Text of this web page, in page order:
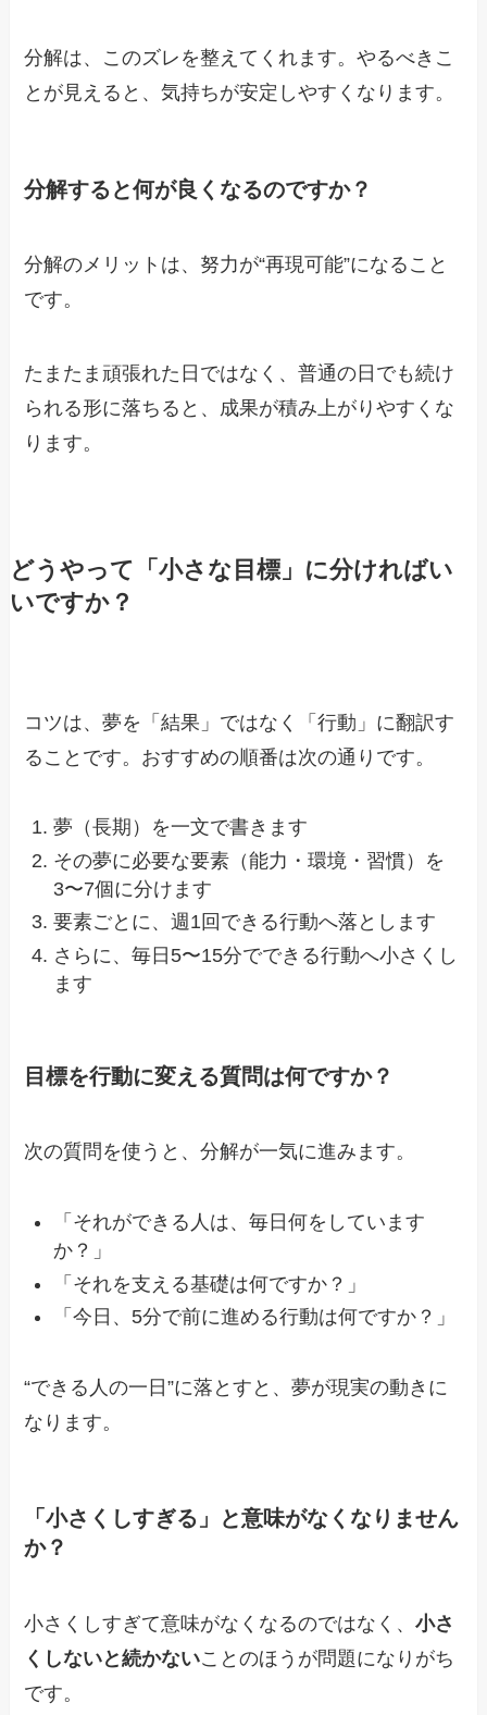
分解は、このズレを整えてくれます。やるべきこ
とが見えると、気持ちが安定しやすくなります。
分解すると何が良くなるのですか？
分解のメリットは、努力が“再現可能”になること
です。
たまたま頑張れた日ではなく、普通の日でも続け
られる形に落ちると、成果が積み上がりやすくな
ります。
どうやって「小さな目標」に分ければい
いですか？
コツは、夢を「結果」ではなく「行動」に翻訳す
ることです。おすすめの順番は次の通りです。
夢（長期）を一文で書きます
その夢に必要な要素（能力・環境・習慣）を
3〜7個に分けます
要素ごとに、週1回できる行動へ落とします
さらに、毎日5〜15分でできる行動へ小さくし
ます
目標を行動に変える質問は何ですか？
次の質問を使うと、分解が一気に進みます。
「それができる人は、毎日何をしています
か？」
「それを支える基礎は何ですか？」
「今日、5分で前に進める行動は何ですか？」
“できる人の一日”に落とすと、夢が現実の動きに
なります。
「小さくしすぎる」と意味がなくなりません
か？
小さくしすぎて意味がなくなるのではなく、小さ
くしないと続かないことのほうが問題になりがち
です。